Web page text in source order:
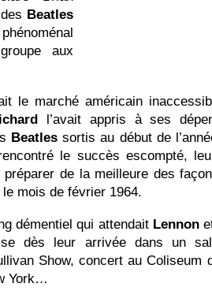
Beatles
aux
le marché américain
l’avait appris à ses
Beatlessortis au début de
le succès escompté,
de la meilleure des
mois de février 1964.
démentiel qui attendait Lennon
dès leur arrivée dans un
Show, concert au Coliseum
York…